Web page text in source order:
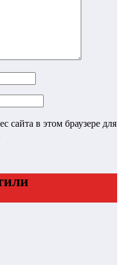
сайта в этом браузере для